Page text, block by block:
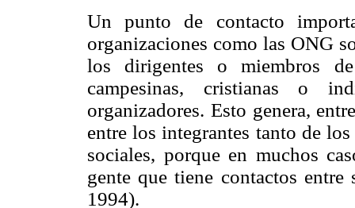
Un punto de contacto
organizaciones como las ONG
los dirigentes o miembros de
campesinas, cristianas o
organizadores. Esto genera,
entre los integrantes tanto de
sociales, porque en muchos
gente que tiene contactos
1994).